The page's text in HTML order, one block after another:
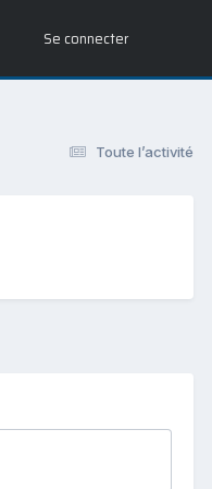
Se connecter
Toute l’activité